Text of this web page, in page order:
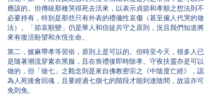
應該的。但傳統那種哭得死去活來，以表示貞節和孝順之想法則不
必要持有，特別是那些只有外表的禮儀性哀傷（甚至僱人代哭的做
法）。「節哀順變」仍是華人和信徒共守之原則，況且我們知道將
來有復活盼望和永恆生命。
第二，披麻帶孝等習俗，原則上是可以的。但時至今天，很多人已
是隨著潮流穿素衣黑服，且在喪禮後即時除孝。守夜扶靈亦是可以
做的，但「做七」之觀念則是來自佛教密宗之《中陰度亡經》，認
為人死後會回魂，且要經過七個七的階段才能到達陰間，故這亦可
免則免。